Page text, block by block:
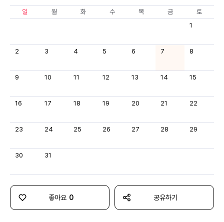
일 월 화 수 목 금
토
1
2 3 4 5 6 7 8
9 10 11 12 13 14 15
16 17 18 19 20 21 22
23 24 25 26 27 28 29
30 31
좋아요 0 공유하기